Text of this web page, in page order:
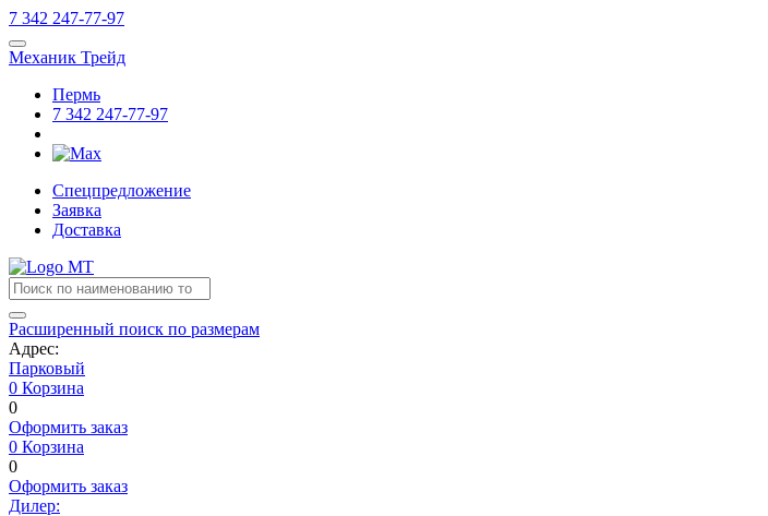
7 342 247-77-97
Механик Трейд
Пермь
7 342 247-77-97
Спецпредложение
Заявка
Доставка
Расширенный поиск по размерам
Адрес:
Парковый
0 Корзина
0
Оформить заказ
0 Корзина
0
Оформить заказ
Дилер: